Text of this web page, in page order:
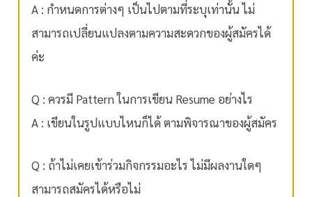
A : กำหนดการต่างๆ เป็นไปตามที่ระบุเท่านั้น ไม่
สามารถเปลี่ยนแปลงตามความสะดวกของผู้สมัครได้
ค่ะ
Q : ควรมี Pattern ในการเขียน Resume อย่างไร
A : เขียนในรูปแบบไหนก็ได้ ตามพิจารณาของผู้สมัคร
Q : ถ้าไม่เคยเข้าร่วมกิจกรรมอะไร ไม่มีผลงานใดๆ
สามารถสมัครได้หรือไม่